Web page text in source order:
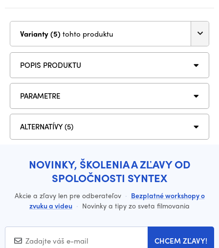
Varianty (5) tohto produktu
POPIS PRODUKTU
PARAMETRE
ALTERNATÍVY (5)
NOVINKY, ŠKOLENIA A ZĽAVY OD
SPOLOČNOSTI SYNTEX
Akcie a zľavy len pre odberateľov · Bezplatné workshopy o
zvuku a videu · Novinky a tipy zo sveta filmovania
CHCEM ZĽAVY!